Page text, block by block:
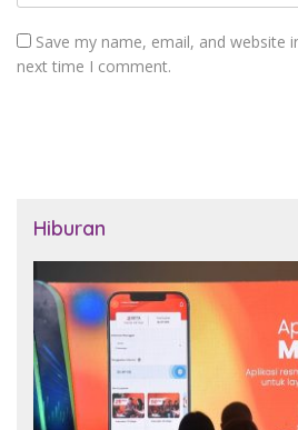
Save my name, email, and website
next time I comment.
Hiburan